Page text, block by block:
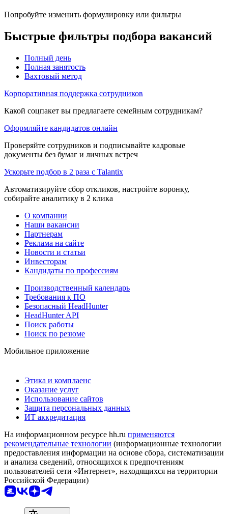
Попробуйте изменить формулировку или фильтры
Быстрые фильтры подбора вакансий
Полный день
Полная занятость
Вахтовый метод
Корпоративная поддержка сотрудников
Какой соцпакет вы предлагаете семейным сотрудникам?
Оформляйте кандидатов онлайн
Проверяйте сотрудников и подписывайте кадровые
документы без бумаг и личных встреч
Ускорьте подбор в 2 раза с Talantix
Автоматизируйте сбор откликов, настройте воронку,
собирайте аналитику в 2 клика
О компании
Наши вакансии
Партнерам
Реклама на сайте
Новости и статьи
Инвесторам
Кандидаты по профессиям
Производственный календарь
Требования к ПО
Безопасный HeadHunter
HeadHunter API
Поиск работы
Поиск по резюме
Мобильное приложение
Этика и комплаенс
Оказание услуг
Использование сайтов
Защита персональных данных
ИТ аккредитация
На информационном ресурсе hh.ru применяются
рекомендательные технологии (информационные технологии
предоставления информации на основе сбора, систематизации
и анализа сведений, относящихся к предпочтениям
пользователей сети «Интернет», находящихся на территории
Российской Федерации)